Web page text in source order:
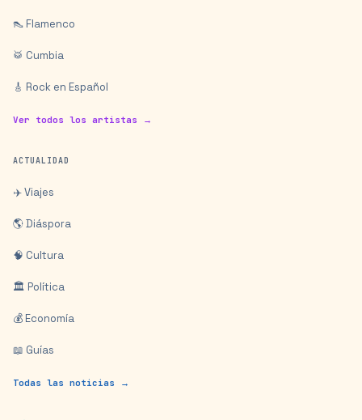
👠 Flamenco
🥁 Cumbia
🎸 Rock en Español
Ver todos los artistas →
ACTUALIDAD
✈️ Viajes
🌎 Diáspora
🧠 Cultura
🏛️ Política
💰 Economía
📖 Guías
Todas las noticias →